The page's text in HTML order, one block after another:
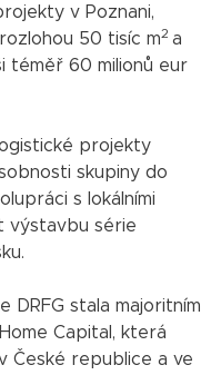
v Poznani,
50 tisíc m2 a
téměř 60 milionů eur
projekty
skupiny do
s lokálními
výstavbu série
DRFG stala majoritním
Capital, která
České republice a ve